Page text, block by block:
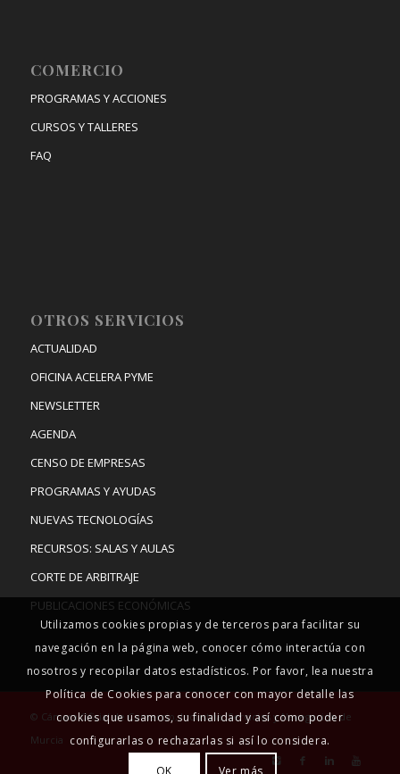
COMERCIO
PROGRAMAS Y ACCIONES
CURSOS Y TALLERES
FAQ
OTROS SERVICIOS
ACTUALIDAD
OFICINA ACELERA PYME
NEWSLETTER
AGENDA
CENSO DE EMPRESAS
PROGRAMAS Y AYUDAS
NUEVAS TECNOLOGÍAS
RECURSOS: SALAS Y AULAS
CORTE DE ARBITRAJE
PUBLICACIONES ECONÓMICAS
© Cámara Oficial de Comercio, Industria, Servicios y Navegación de
Murcia
Utilizamos cookies propias y de terceros para facilitar su
navegación en la página web, conocer cómo interactúa con
nosotros y recopilar datos estadísticos. Por favor, lea nuestra
Política de Cookies para conocer con mayor detalle las
cookies que usamos, su finalidad y así como poder
configurarlas o rechazarlas si así lo considera.